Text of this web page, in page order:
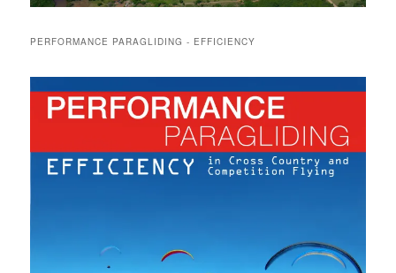
PERFORMANCE PARAGLIDING - EFFICIENCY